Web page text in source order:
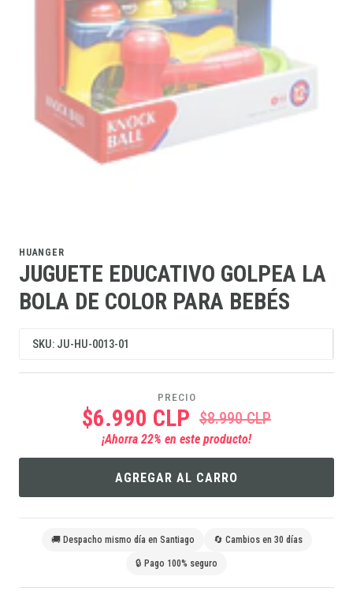
HUANGER
JUGUETE EDUCATIVO GOLPEA LA
BOLA DE COLOR PARA BEBÉS
SKU: JU-HU-0013-01
PRECIO
$6.990 CLP $8.990 CLP
¡Ahorra 22% en este producto!
AGREGAR AL CARRO
🚚 Despacho mismo día en Santiago 🔄 Cambios en 30 días
🔒 Pago 100% seguro